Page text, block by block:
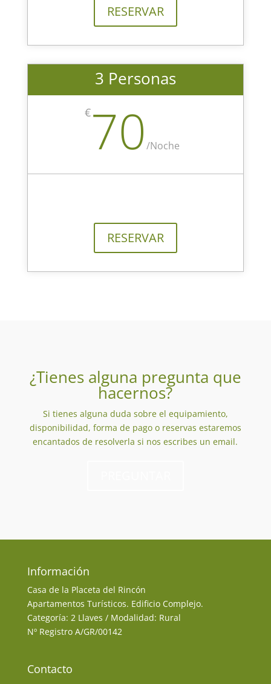
RESERVAR
3 Personas
€70/Noche
RESERVAR
¿Tienes alguna pregunta que
hacernos?
Si tienes alguna duda sobre el equipamiento,
disponibilidad, forma de pago o reservas estaremos
encantados de resolverla si nos escribes un email.
Información
Casa de la Placeta del Rincón
Apartamentos Turísticos. Edificio Complejo.
Categoría: 2 Llaves / Modalidad: Rural
Nº Registro A/GR/00142
Contacto